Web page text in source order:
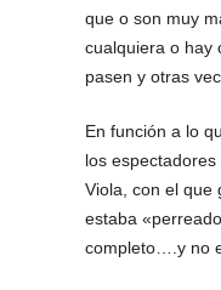
que o son muy
cualquiera o hay
pasen y otras
En función a lo
los
Viola, con el que
estaba
completo….y no